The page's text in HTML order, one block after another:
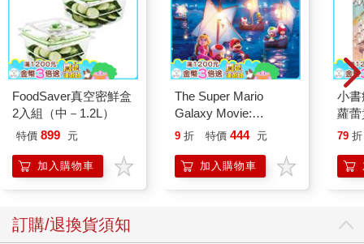
FoodSaver真空密鮮盒
2入組（中－1.2L）
特價 899 元
加入購物車
The Super Mario
Galaxy Movie:
Peach`s Birthday
Mario Galaxy Movie
Storybook
9 折 特價 444 元
加入購物車
小
蘿
79 折
訂購/退換貨須知